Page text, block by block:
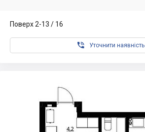
Поверх 2-13 / 16
 Уточнити наявність